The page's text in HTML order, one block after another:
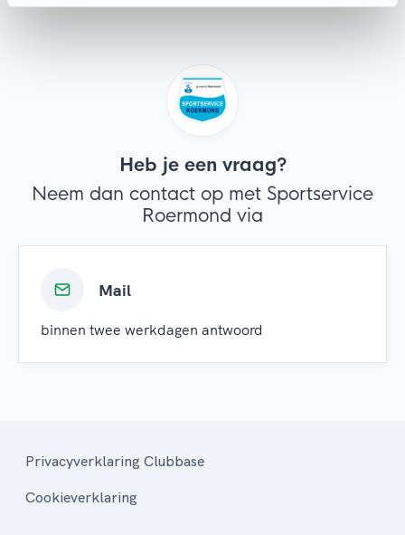
Heb je een vraag?
Neem dan contact op met Sportservice
Roermond via
Mail
binnen twee werkdagen antwoord
Privacyverklaring Clubbase
Cookieverklaring